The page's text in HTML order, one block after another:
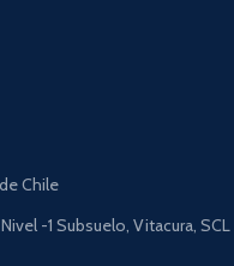
Chile
-1 Subsuelo, Vitacura, SCL